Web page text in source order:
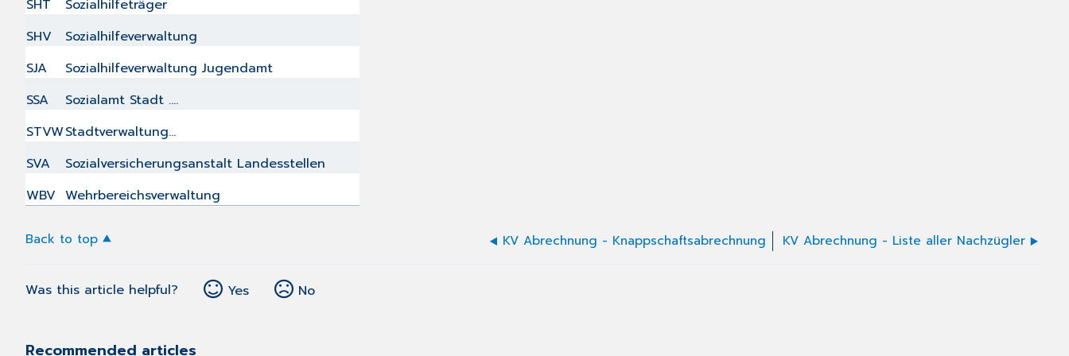
SHT
Sozialhilfeträger
SHV
Sozialhilfeverwaltung
SJA
Sozialhilfeverwaltung Jugendamt
SSA
Sozialamt Stadt ....
STVWStadtverwaltung...
SVA
Sozialversicherungsanstalt Landesstellen
WBV Wehrbereichsverwaltung
Back to top KV Abrechnung - Knappschaftsabrechnung KV Abrechnung - Liste aller Nachzügler
Was this article helpful? Yes No
Recommended articles